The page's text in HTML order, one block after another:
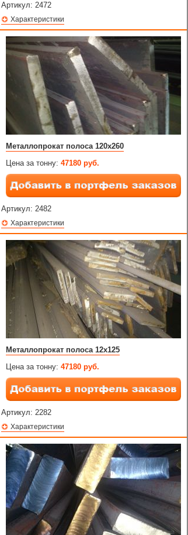
Артикул: 2472
Характеристики
Металлопрокат полоса 120х260
Цена за тонну: 47180 руб.
Артикул: 2482
Характеристики
Металлопрокат полоса 12х125
Цена за тонну: 47180 руб.
Артикул: 2282
Характеристики